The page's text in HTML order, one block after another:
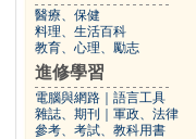
醫療、保健
料理、生活百科
教育、心理、勵志
進修學習
電腦與網路
語言工具
雜誌、期刊
軍政、法律
參考、考試、教科用書